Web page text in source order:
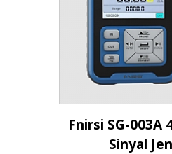
Fnirsi SG-003A
Sinyal